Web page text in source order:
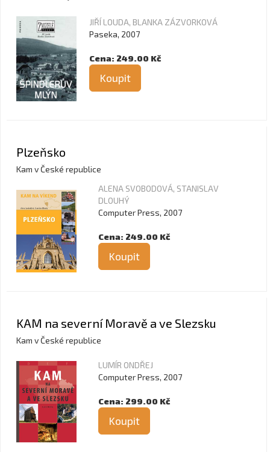
JIŘÍ LOUDA, BLANKA ZÁZVORKOVÁ
Paseka, 2007
Cena: 249.00 Kč
Koupit
Plzeňsko
Kam v České republice
ALENA SVOBODOVÁ, STANISLAV
DLOUHÝ
Computer Press, 2007
Cena: 249.00 Kč
Koupit
KAM na severní Moravě a ve Slezsku
Kam v České republice
LUMÍR ONDŘEJ
Computer Press, 2007
Cena: 299.00 Kč
Koupit